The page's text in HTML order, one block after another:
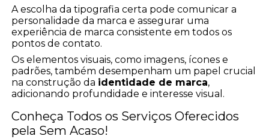
A escolha da tipografia certa pode comunicar a
personalidade da marca e assegurar uma
experiência de marca consistente em todos os
pontos de contato.
Os elementos visuais, como imagens, ícones e
padrões, também desempenham um papel crucial
na construção da identidade de marca,
adicionando profundidade e interesse visual.
Conheça Todos os Serviços Oferecidos
pela Sem Acaso!